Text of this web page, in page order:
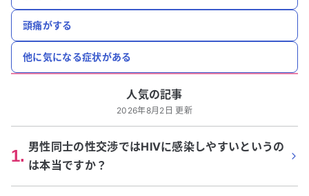
頭痛がする
他に気になる症状がある
人気の記事
2026年8月2日 更新
1. 男性同士の性交渉ではHIVに感染しやすいというの
は本当ですか？